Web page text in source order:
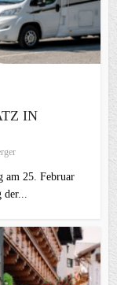
IN
am 25. Februar